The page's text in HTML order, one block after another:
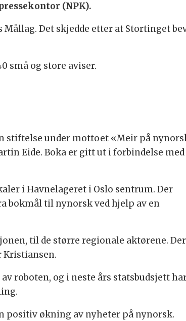
(NPK).
Mållag. Det skjedde etter at Stortinget
små og store aviser.
stiftelse under mottoet «Meir på
Eide. Boka er gitt ut i forbindelse med
i Havnelageret i Oslo sentrum. Der
bokmål til nynorsk ved hjelp av en
til de større regionale aktørene.
Kristiansen.
roboten, og i neste års statsbudsjett
positiv økning av nyheter på nynorsk.